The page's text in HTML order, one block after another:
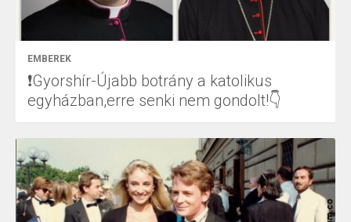
EMBEREK
❗Gyorshír-Újabb botrány a katolikus
egyházban,erre senki nem gondolt!👇